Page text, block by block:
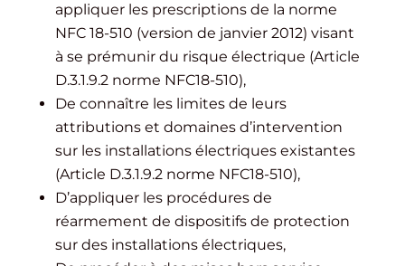
appliquer les prescriptions de la norme
NFC 18-510 (version de janvier 2012) visant
à se prémunir du risque électrique (Article
D.3.1.9.2 norme NFC18-510),
De connaître les limites de leurs
attributions et domaines d’intervention
sur les installations électriques existantes
(Article D.3.1.9.2 norme NFC18-510),
D’appliquer les procédures de
réarmement de dispositifs de protection
sur des installations électriques,